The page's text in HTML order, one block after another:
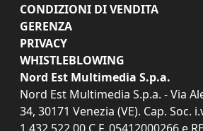
CONDIZIONI DI VENDITA
GERENZA
PRIVACY
WHISTLEBLOWING
Nord Est Multimedia S.p.a.
Nord Est Multimedia S.p.a. - Via
34, 30171 Venezia (VE). Cap. Soc.